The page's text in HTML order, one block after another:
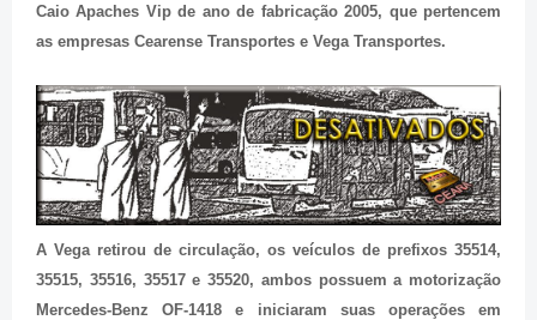
Caio Apaches Vip de ano de fabricação 2005, que pertencem
as empresas Cearense Transportes e Vega Transportes.
A Vega retirou de circulação, os veículos de prefixos 35514,
35515, 35516, 35517 e 35520, ambos possuem a motorização
Mercedes-Benz OF-1418 e iniciaram suas operações em